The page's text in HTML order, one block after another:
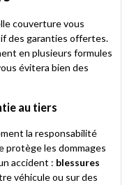
couverture vous
des garanties offertes.
en plusieurs formules
évitera bien des
au tiers
la responsabilité
protège les dommages
accident : blessures
véhicule ou sur des